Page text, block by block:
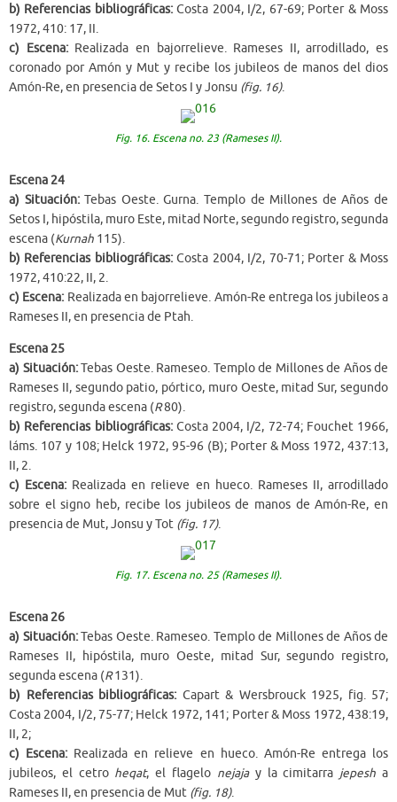
b) Referencias bibliográficas:Costa 2004, I/2, 67-69; Porter & Moss
1972, 410: 17, II.
c) Escena:Realizada en bajorrelieve. Rameses II, arrodillado, es
coronado por Amón y Mut y recibe los jubileos de manos del dios
Amón-Re, en presencia de Setos I y Jonsu (fig. 16).
Fig. 16. Escena no. 23 (Rameses II).
Escena 24
a) Situación:Tebas Oeste. Gurna. Templo de Millones de Años de
Setos I, hipóstila, muro Este, mitad Norte, segundo registro, segunda
escena (Kurnah 115).
b) Referencias bibliográficas:Costa 2004, I/2, 70-71; Porter & Moss
1972, 410:22, II, 2.
c) Escena: Realizada en bajorrelieve. Amón-Re entrega los jubileos a
Rameses II, en presencia de Ptah.
Escena 25
a) Situación:Tebas Oeste. Rameseo. Templo de Millones de Años de
Rameses II, segundo patio, pórtico, muro Oeste, mitad Sur, segundo
registro, segunda escena (R80).
b) Referencias bibliográficas:Costa 2004, I/2, 72-74; Fouchet 1966,
láms. 107 y 108; Helck 1972, 95-96 (B); Porter & Moss 1972, 437:13,
II, 2.
c) Escena: Realizada en relieve en hueco. Rameses II, arrodillado
sobre el signo heb, recibe los jubileos de manos de Amón-Re, en
presencia de Mut, Jonsu y Tot (fig. 17).
Fig. 17. Escena no. 25 (Rameses II).
Escena 26
a) Situación:Tebas Oeste. Rameseo. Templo de Millones de Años de
Rameses II, hipóstila, muro Oeste, mitad Sur, segundo registro,
segunda escena (R131).
b) Referencias bibliográficas: Capart & Wersbrouck 1925, fig. 57;
Costa 2004, I/2, 75-77; Helck 1972, 141; Porter & Moss 1972, 438:19,
II, 2;
c) Escena: Realizada en relieve en hueco. Amón-Re entrega los
jubileos, el cetro heqat, el flagelo nejajay la cimitarra jepesh a
Rameses II, en presencia de Mut (fig. 18).